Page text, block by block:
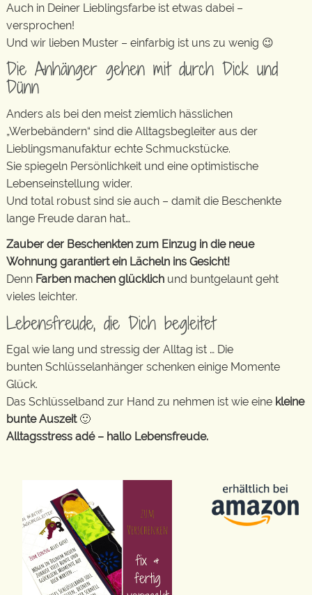
Auch in Deiner Lieblingsfarbe ist etwas dabei –
versprochen!
Und wir lieben Muster – einfarbig ist uns zu wenig 😉
Die Anhänger gehen mit durch Dick und
Dünn
Anders als bei den meist ziemlich hässlichen
„Werbebändern“ sind die Alltagsbegleiter aus der
Lieblingsmanufaktur echte Schmuckstücke.
Sie spiegeln Persönlichkeit und eine optimistische
Lebenseinstellung wider.
Und total robust sind sie auch – damit die Beschenkte
lange Freude daran hat…
Zauber der Beschenkten zum Einzug in die neue
Wohnung garantiert ein Lächeln ins Gesicht!
Denn Farben machen glücklich und buntgelaunt geht
vieles leichter.
Lebensfreude, die Dich begleitet
Egal wie lang und stressig der Alltag ist … Die
bunten Schlüsselanhänger schenken einige Momente
Glück.
Das Schlüsselband zur Hand zu nehmen ist wie eine kleine
bunte Auszeit🙂
Alltagsstress adé – hallo Lebensfreude.